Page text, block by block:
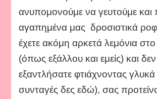
σου
δίνει
λεμόνια…
φτιάξε
ρόφημα!!
ανυπομονούμε να γευτούμε και
αγαπημένα μας δροσιστικά
έχετε ακόμη αρκετά λεμόνια στο
(όπως εξάλλου και εμείς) και
εξαντλήσατε φτιάχνοντας γλυκά
συνταγές δες εδώ), σας